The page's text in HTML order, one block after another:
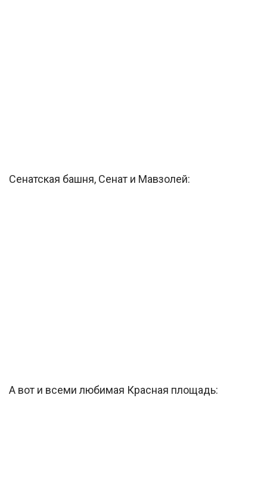
Сенатская башня, Сенат и Мавзолей:
А вот и всеми любимая Красная площадь: